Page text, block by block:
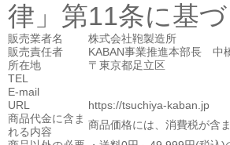
律」第11条に基
販売業者名
株式会社鞄製造所
販売責任者
KABAN事業推進本部長 中
所在地
〒東京都足立区
TEL
E-mail
URL
https://tsuchiya-kaban.jp
商品代金に含ま
れる内容
商品価格には、消費税が含